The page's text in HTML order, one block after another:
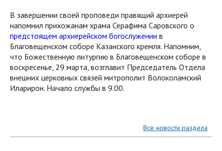
В завершении своей проповеди правящий архиерей
напомнил прихожанам храма Серафима Саровского о
предстоящем архиерейском богослужении в
Благовещенском соборе Казанского кремля. Напомним,
что Божественную литургию в Благовещенском соборе в
воскресенье, 29 марта, возглавит Председатель Отдела
внешних церковных связей митрополит Волоколамский
Иларирон. Начало службы в 9.00.
Все новости раздела